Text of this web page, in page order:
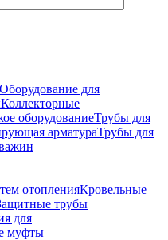
Оборудование для
Коллекторные
оборудованиеТрубы для
арматураТрубы для
отопленияКровельные
трубы
для
муфты